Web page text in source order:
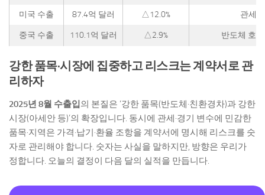
미국 수출 87.4억 달러 △12.0% 관세·
중국 수출 110.1억 달러 △2.9% 반도체 호
강한 품목·시장에 집중하고 리스크는 계약서로 관
리하자
2025년 8월 수출입 의 본질은 ‘강한 품목(반도체·친환경차)과 강한
시장(아세안 등)’의 확장입니다. 동시에 관세·경기 변수에 민감한
품목·지역은 가격·납기·환율 조항을 계약서에 명시해 리스크를 숫
자로 관리해야 합니다. 숫자는 사실을 말하지만, 방향은 우리가
정합니다. 오늘의 결정이 다음 달의 실적을 만듭니다.